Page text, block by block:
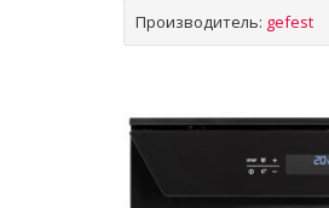
Производитель: gefest